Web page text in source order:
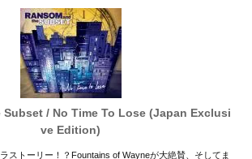
Subset / No Time To Lose (Japan Exclusi
ve Edition)
ストーリー！？Fountains of Wayneが大絶賛、そしてま